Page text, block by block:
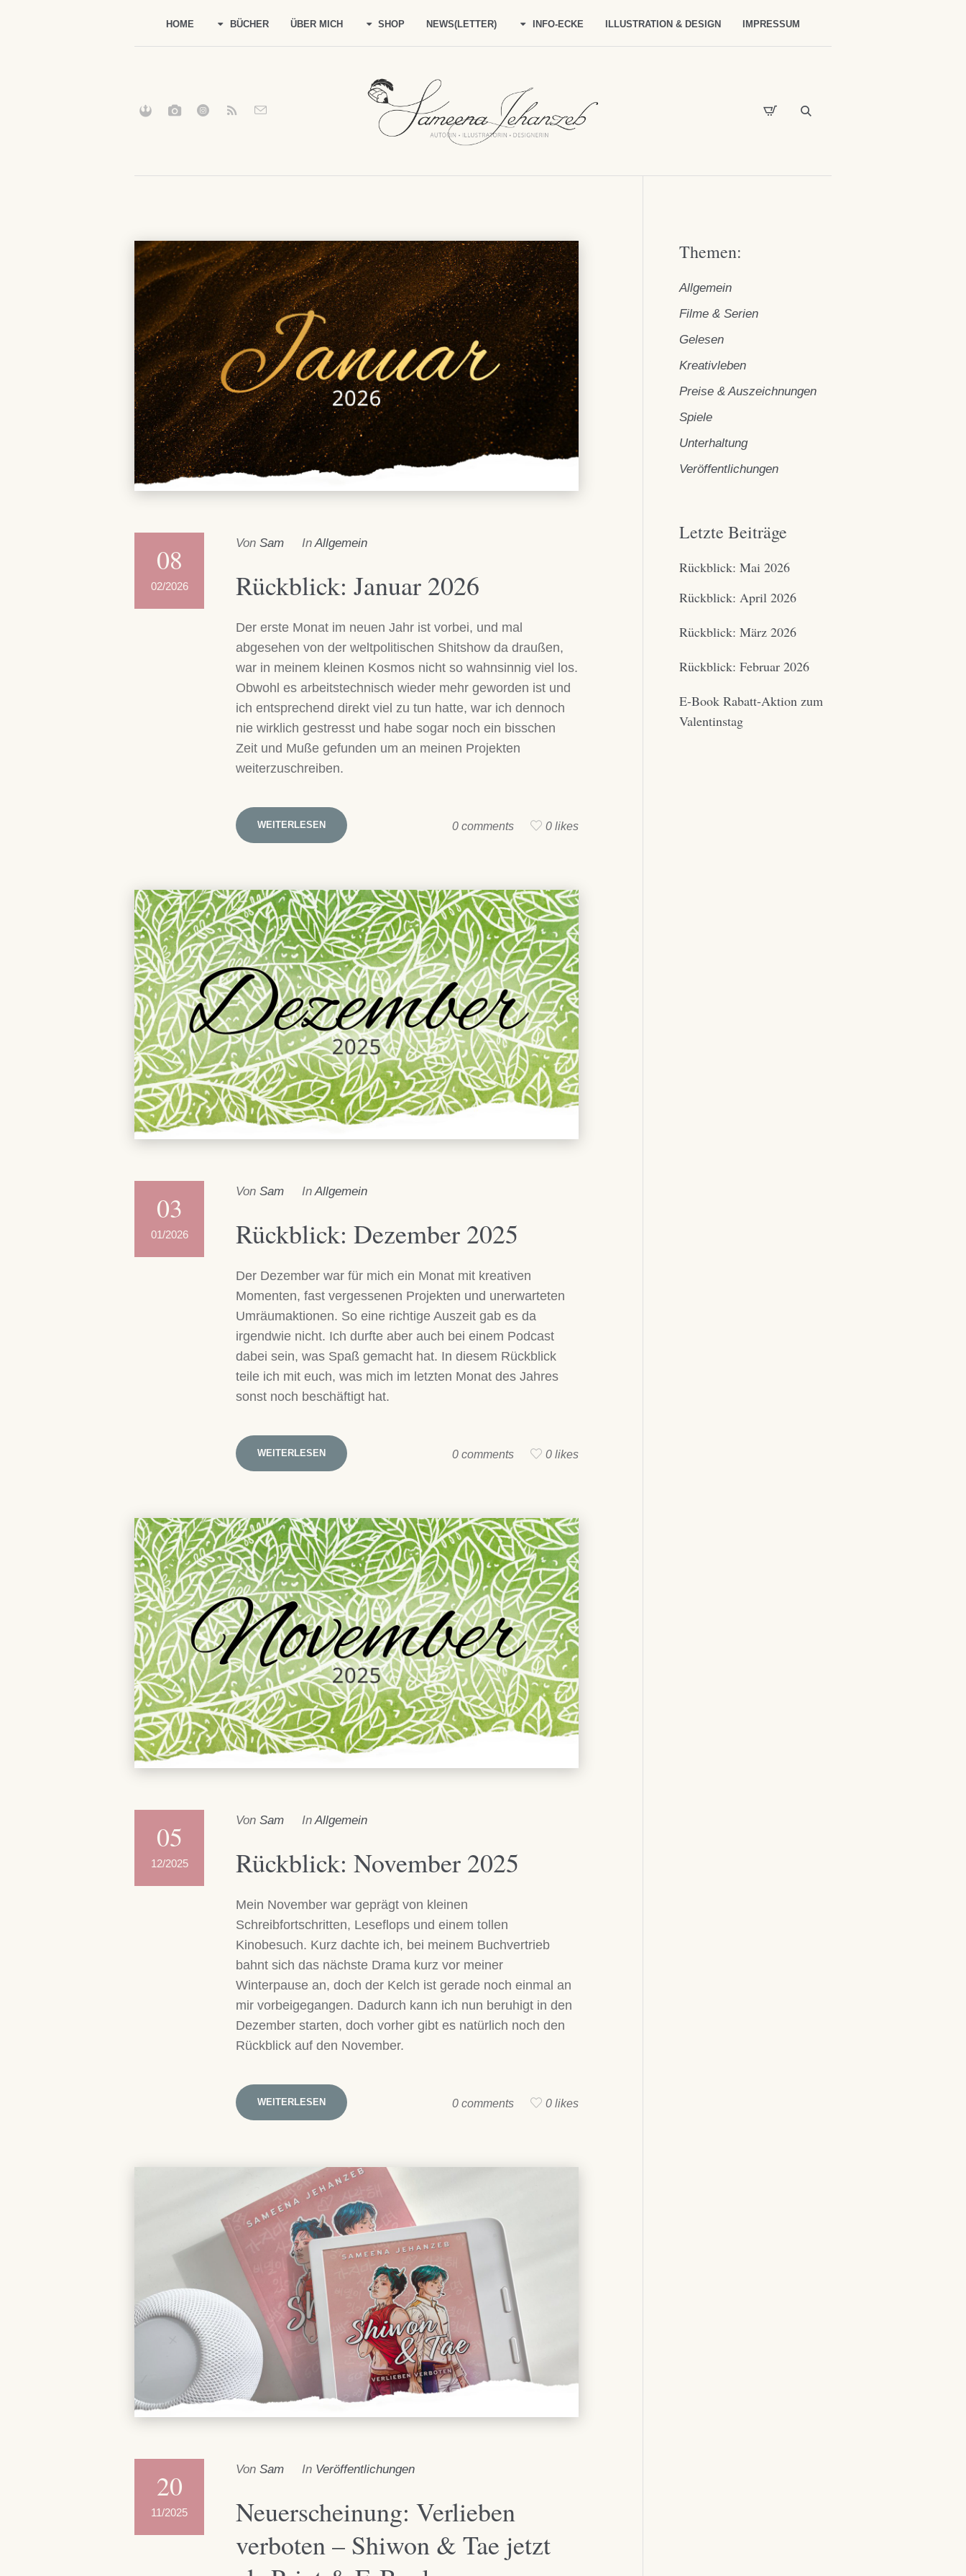
HOME BÜCHER ÜBER MICH SHOP NEWS(LETTER) INFO-ECKE ILLUSTRATION & DESIGN IMPRESSUM
08
02/2026
Von Sam In Allgemein
Rückblick: Januar 2026
Der erste Monat im neuen Jahr ist vorbei, und mal
abgesehen von der weltpolitischen Shitshow da draußen,
war in meinem kleinen Kosmos nicht so wahnsinnig viel los.
Obwohl es arbeitstechnisch wieder mehr geworden ist und
ich entsprechend direkt viel zu tun hatte, war ich dennoch
nie wirklich gestresst und habe sogar noch ein bisschen
Zeit und Muße gefunden um an meinen Projekten
weiterzuschreiben.
WEITERLESEN 0 comments 0 likes
03
01/2026
Von Sam InAllgemein
Rückblick: Dezember 2025
Der Dezember war für mich ein Monat mit kreativen
Momenten, fast vergessenen Projekten und unerwarteten
Umräumaktionen. So eine richtige Auszeit gab es da
irgendwie nicht. Ich durfte aber auch bei einem Podcast
dabei sein, was Spaß gemacht hat. In diesem Rückblick
teile ich mit euch, was mich im letzten Monat des Jahres
sonst noch beschäftigt hat.
WEITERLESEN 0 comments 0 likes
05
12/2025
Von Sam InAllgemein
Rückblick: November 2025
Mein November war geprägt von kleinen
Schreibfortschritten, Leseflops und einem tollen
Kinobesuch. Kurz dachte ich, bei meinem Buchvertrieb
bahnt sich das nächste Drama kurz vor meiner
Winterpause an, doch der Kelch ist gerade noch einmal an
mir vorbeigegangen. Dadurch kann ich nun beruhigt in den
Dezember starten, doch vorher gibt es natürlich noch den
Rückblick auf den November.
WEITERLESEN 0 comments 0 likes
20
11/2025
Von Sam In Veröffentlichungen
Neuerscheinung: Verlieben
verboten – Shiwon & Tae jetzt
Themen:
Allgemein
Filme & Serien
Gelesen
Kreativleben
Preise & Auszeichnungen
Spiele
Unterhaltung
Veröffentlichungen
Letzte Beiträge
Rückblick: Mai 2026
Rückblick: April 2026
Rückblick: März 2026
Rückblick: Februar 2026
E-Book Rabatt-Aktion zum
Valentinstag